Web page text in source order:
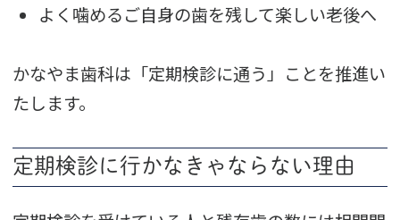
よく噛めるご自身の歯を残して楽しい老後へ
かなやま歯科は「定期検診に通う」ことを推進い
たします。
定期検診に行かなきゃならない理由